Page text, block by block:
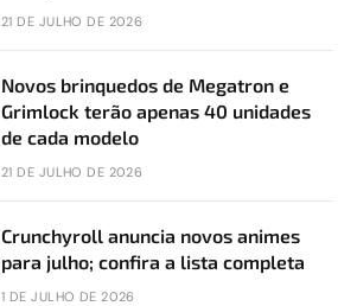
21 DE JULHO DE 2026
Novos brinquedos de Megatron e
Grimlock terão apenas 40 unidades
de cada modelo
21 DE JULHO DE 2026
Crunchyroll anuncia novos animes
para julho; confira a lista completa
1 DE JULHO DE 2026